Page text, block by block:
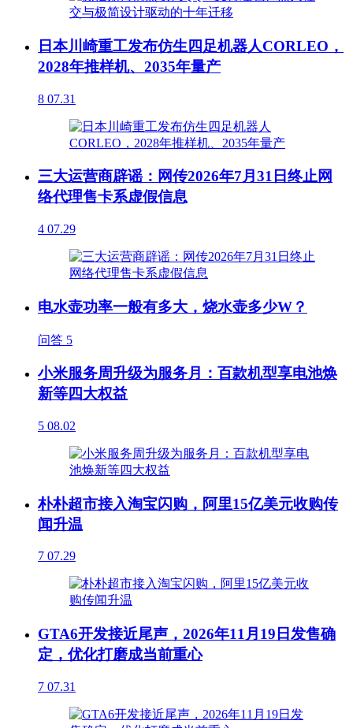
日本川崎重工发布仿生四足机器人CORLEO，
2028年推样机、2035年量产
8 07.31
三大运营商辟谣：网传2026年7月31日终止网
络代理售卡系虚假信息
4 07.29
电水壶功率一般有多大，烧水壶多少W？
问答 5
小米服务周升级为服务月：百款机型享电池焕
新等四大权益
5 08.02
朴朴超市接入淘宝闪购，阿里15亿美元收购传
闻升温
7 07.29
GTA6开发接近尾声，2026年11月19日发售确
定，优化打磨成当前重心
7 07.31